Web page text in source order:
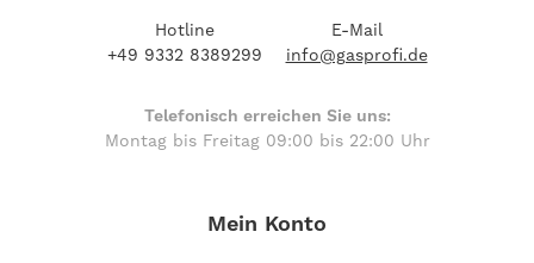
Hotline
+49 9332 8389299
E-Mail
info@gasprofi.de
Telefonisch erreichen Sie uns:
Montag bis Freitag 09:00 bis 22:00 Uhr
Mein Konto